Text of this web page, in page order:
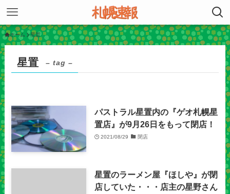
ホーム 星置
星置 – tag –
パストラル星置内の『ゲオ札幌星
置店』が9月26日をもって閉店！
2021/08/29 閉店
星置のラーメン屋『ほしや』が閉
店していた・・・店主の星野さん